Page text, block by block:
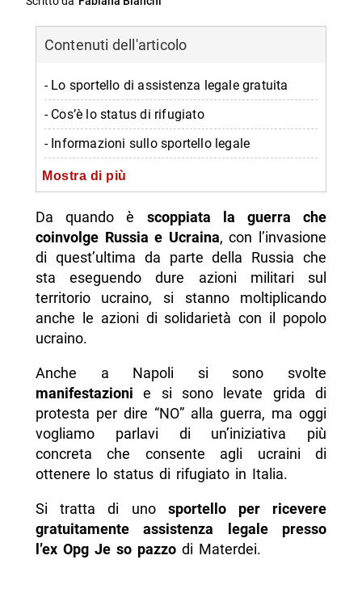
Contenuti dell'articolo
- Lo sportello di assistenza legale gratuita
- Cos’è lo status di rifugiato
- Informazioni sullo sportello legale
-- Dove si trova
-- Prezzo
-- Contatti
-- Scopri di più da Napolike.it
Mostra di più
Da quando è scoppiata la guerra che
coinvolge Russia e Ucraina, con l’invasione
di quest’ultima da parte della Russia che
sta eseguendo dure azioni militari sul
territorio ucraino, si stanno moltiplicando
anche le azioni di solidarietà con il popolo
ucraino.
Anche a Napoli si sono svolte
manifestazioni e si sono levate grida di
protesta per dire “NO” alla guerra, ma oggi
vogliamo parlavi di un’iniziativa più
concreta che consente agli ucraini di
ottenere lo status di rifugiato in Italia.
Si tratta di uno sportello per ricevere
gratuitamente assistenza legale presso
l’ex Opg Je so pazzodi Materdei.